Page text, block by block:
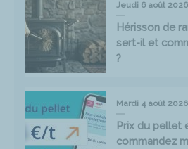
Jeudi 6 août 2026
Hérisson de
sert-il et
?
Mardi 4 août 2026
Prix du pellet
commandez